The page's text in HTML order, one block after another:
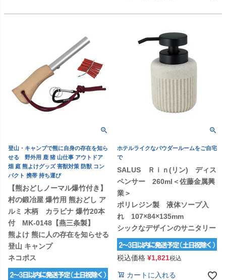
登山・キャンプで熊に自身の存在を知ら
せる 野外用 鹿 猪 山仕事 アウトドア
畑 庭 熊よけグッズ 害獣対策 防獣 コン
パクト 携帯 持ち運び
【熊おどしノーマル爆竹付き】
村の鍛冶屋 爆竹用 熊おどし ア
ルミ 木柄 カラビナ 爆竹20本
付 MK-0148【燕三条製】
熊よけ 熊に人の存在を知らせる
登山 キャンプ
ネコポス
ホテルライクなパウダールームをご自宅
で
SALUS Ｒｉｎ(リン) ディス
ペンサー 260ml＜佐藤金属興
業＞
ポリレジン製 液体ソープ入
れ 107×84×135mm
シックなデザインのサニタリー
税込価格 ¥1,821税込
カートに入れる